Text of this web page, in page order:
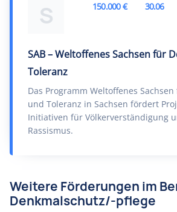
S
SAB – Weltoffenes Sachsen für
Toleranz
Das Programm Weltoffenes
und Toleranz in Sachsen fördert
Initiativen für Völkerverständigung
Rassismus.
150.000 € 30.06
Weitere Förderungen im
Denkmalschutz/-pflege